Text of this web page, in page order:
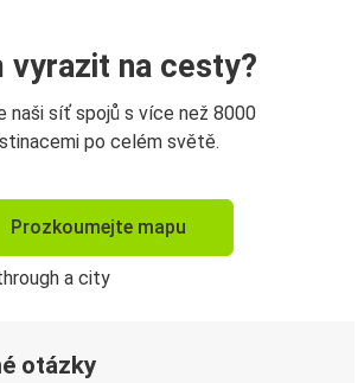
vyrazit na cesty?
naši síť spojů s více než 8000
po celém světě.
Prozkoumejte mapu
otázky